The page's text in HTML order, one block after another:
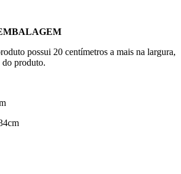
possui 20 centímetros a mais na largura,
produto.